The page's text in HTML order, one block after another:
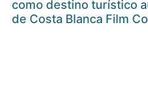
como destino turístico
de Costa Blanca Film